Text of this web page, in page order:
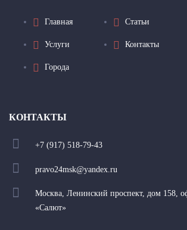
Главная
Услуги
Города
Статьи
Контакты
КОНТАКТЫ
+7 (917) 518-79-43
pravo24msk@yandex.ru
Москва, Ленинский проспект, дом 158,
«Салют»